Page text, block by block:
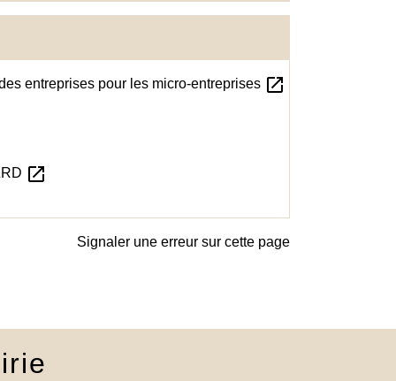
entreprises pour les micro-entreprises open_in_new
open_in_new
Signaler une erreur sur cette page